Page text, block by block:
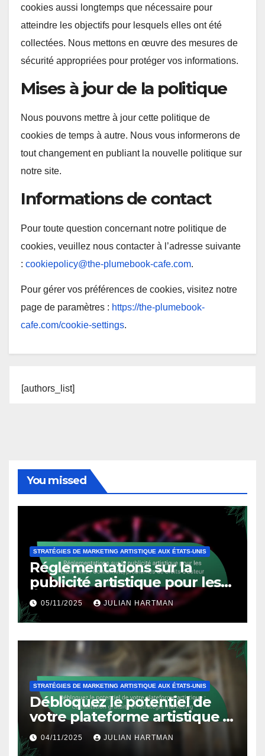
cookies aussi longtemps que nécessaire pour
atteindre les objectifs pour lesquels elles ont été
collectées. Nous mettons en œuvre des mesures de
sécurité appropriées pour protéger vos informations.
Mises à jour de la politique
Nous pouvons mettre à jour cette politique de
cookies de temps à autre. Nous vous informerons de
tout changement en publiant la nouvelle politique sur
notre site.
Informations de contact
Pour toute question concernant notre politique de
cookies, veuillez nous contacter à l’adresse suivante
: cookiepolicy@the-plumebook-cafe.com.
Pour gérer vos préférences de cookies, visitez notre
page de paramètres : https://the-plumebook-
cafe.com/cookie-settings.
[authors_list]
You missed
STRATÉGIES DE MARKETING ARTISTIQUE AUX ÉTATS-UNIS
Réglementations sur la
publicité artistique pour les
États-Unis : Conformité,
problèmes de droits d’auteur
05/11/2025 JULIAN HARTMAN
STRATÉGIES DE MARKETING ARTISTIQUE AUX ÉTATS-UNIS
Débloquez le potentiel de
votre plateforme artistique :
Consultation gratuite en
stratégie marketing
04/11/2025 JULIAN HARTMAN